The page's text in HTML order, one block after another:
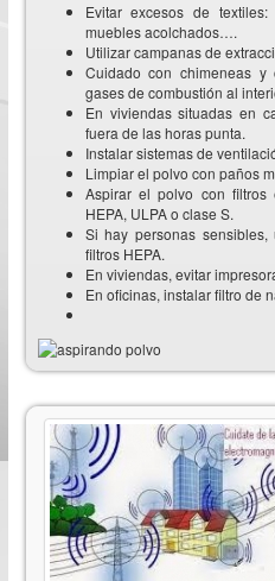
Evitar excesos de textiles:
muebles acolchados….
Utilizar campanas de
Cuidado con chimeneas
gases de combustión al
En viviendas situadas en
fuera de las horas punta.
Instalar sistemas de
Limpiar el polvo con paños
Aspirar el polvo con filtros
HEPA, ULPA o clase S.
Si hay personas
filtros HEPA.
En viviendas, evitar
En oficinas, instalar filtro de